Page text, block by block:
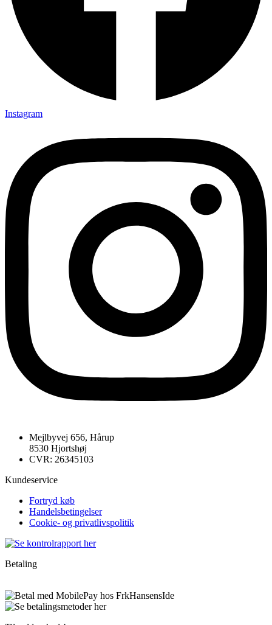
Instagram
Mejlbyvej 656, Hårup
8530 Hjortshøj
CVR: 26345103
Kundeservice
Fortryd køb
Handelsbetingelser
Cookie- og privatlivspolitik
Betaling